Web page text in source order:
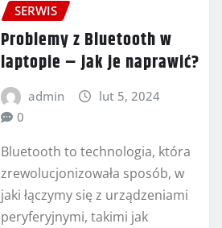
SERWIS
Problemy z Bluetooth w
laptopie – jak je naprawić?
admin
lut 5, 2024
0
Bluetooth to technologia, która
zrewolucjonizowała sposób, w
jaki łączymy się z urządzeniami
peryferyjnymi, takimi jak